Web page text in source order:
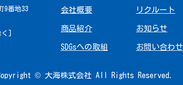
9番地33
]
会社概要
商品紹介
SDGsへの取組
リクルート
お知らせ
お問い合わせ
© 大海株式会社 All Rights Reserved.